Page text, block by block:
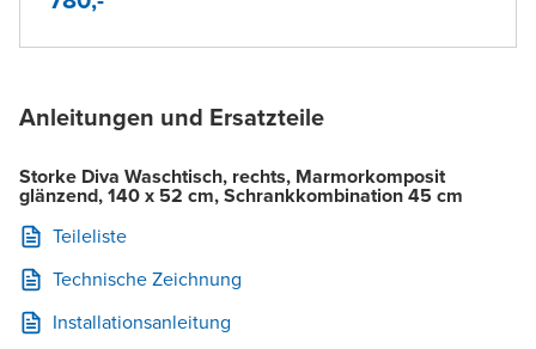
Anleitungen und Ersatzteile
Storke Diva Waschtisch, rechts, Marmorkomposit
glänzend, 140 x 52 cm, Schrankkombination 45 cm
Teileliste
Technische Zeichnung
Installationsanleitung